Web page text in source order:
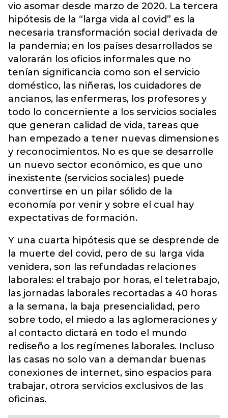
vio asomar desde marzo de 2020. La tercera
hipótesis de la “larga vida al covid” es la
necesaria transformación social derivada de
la pandemia; en los países desarrollados se
valorarán los oficios informales que no
tenían significancia como son el servicio
doméstico, las niñeras, los cuidadores de
ancianos, las enfermeras, los profesores y
todo lo concerniente a los servicios sociales
que generan calidad de vida, tareas que
han empezado a tener nuevas dimensiones
y reconocimientos. No es que se desarrolle
un nuevo sector económico, es que uno
inexistente (servicios sociales) puede
convertirse en un pilar sólido de la
economía por venir y sobre el cual hay
expectativas de formación.
Y una cuarta hipótesis que se desprende de
la muerte del covid, pero de su larga vida
venidera, son las refundadas relaciones
laborales: el trabajo por horas, el teletrabajo,
las jornadas laborales recortadas a 40 horas
a la semana, la baja presencialidad, pero
sobre todo, el miedo a las aglomeraciones y
al contacto dictará en todo el mundo
rediseño a los regímenes laborales. Incluso
las casas no solo van a demandar buenas
conexiones de internet, sino espacios para
trabajar, otrora servicios exclusivos de las
oficinas.